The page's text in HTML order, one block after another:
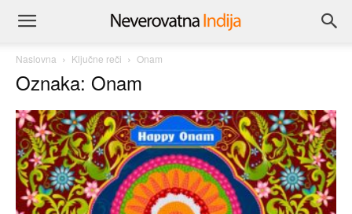
Naslovna Ključne reči Onam
Oznaka: Onam